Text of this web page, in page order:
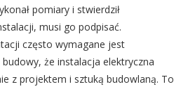
pomiary i stwierdził
musi go podpisać.
często wymagane jest
że instalacja elektryczna
z projektem i sztuką budowlaną. To